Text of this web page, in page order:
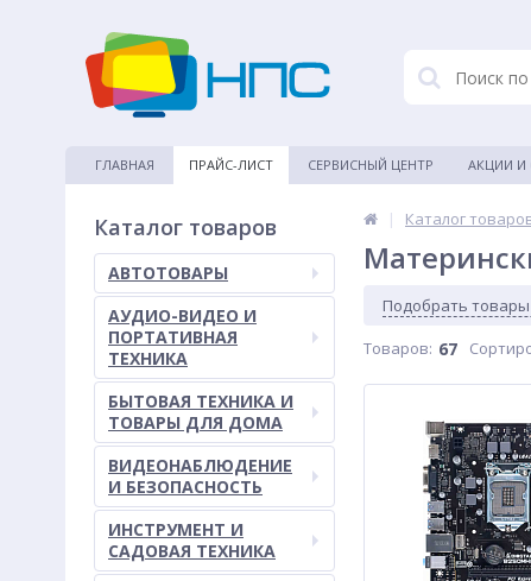
ГЛАВНАЯ ПРАЙС-ЛИСТ СЕРВИСНЫЙ ЦЕНТР АКЦИИ И
Каталог товаров
АВТОТОВАРЫ
АУДИО-ВИДЕО И
ПОРТАТИВНАЯ
ТЕХНИКА
БЫТОВАЯ ТЕХНИКА И
ТОВАРЫ ДЛЯ ДОМА
ВИДЕОНАБЛЮДЕНИЕ
И БЕЗОПАСНОСТЬ
ИНСТРУМЕНТ И
САДОВАЯ ТЕХНИКА
| Каталог
Подобрать
Товаров: 67